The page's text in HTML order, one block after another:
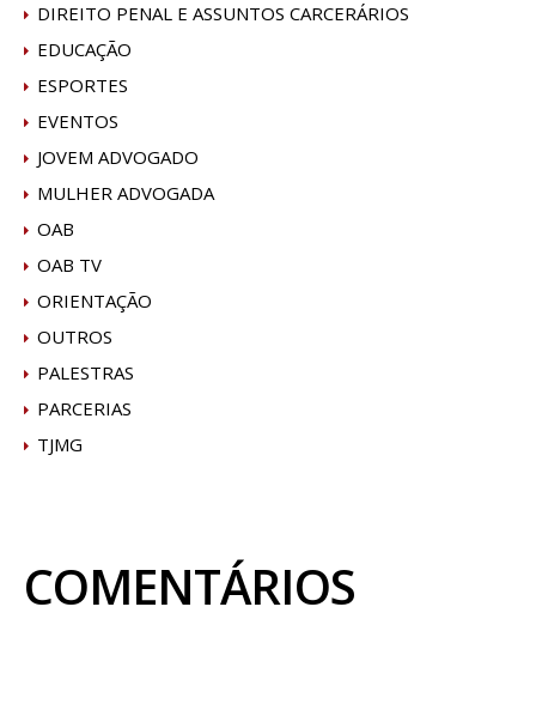
DIREITO PENAL E ASSUNTOS CARCERÁRIOS
EDUCAÇÃO
ESPORTES
EVENTOS
JOVEM ADVOGADO
MULHER ADVOGADA
OAB
OAB TV
ORIENTAÇÃO
OUTROS
PALESTRAS
PARCERIAS
TJMG
COMENTÁRIOS